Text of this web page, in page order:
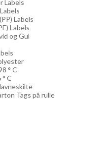
Labels
Labels
Labels
og Gul
° C
C
Tags på rulle